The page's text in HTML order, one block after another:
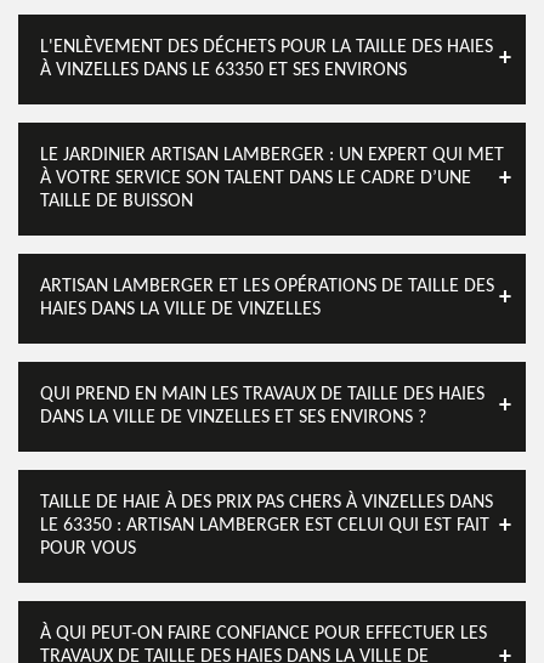
L'ENLÈVEMENT DES DÉCHETS POUR LA TAILLE DES HAIES
À VINZELLES DANS LE 63350 ET SES ENVIRONS
LE JARDINIER ARTISAN LAMBERGER : UN EXPERT QUI MET
À VOTRE SERVICE SON TALENT DANS LE CADRE D’UNE
TAILLE DE BUISSON
ARTISAN LAMBERGER ET LES OPÉRATIONS DE TAILLE DES
HAIES DANS LA VILLE DE VINZELLES
QUI PREND EN MAIN LES TRAVAUX DE TAILLE DES HAIES
DANS LA VILLE DE VINZELLES ET SES ENVIRONS ?
TAILLE DE HAIE À DES PRIX PAS CHERS À VINZELLES DANS
LE 63350 : ARTISAN LAMBERGER EST CELUI QUI EST FAIT
POUR VOUS
À QUI PEUT-ON FAIRE CONFIANCE POUR EFFECTUER LES
TRAVAUX DE TAILLE DES HAIES DANS LA VILLE DE